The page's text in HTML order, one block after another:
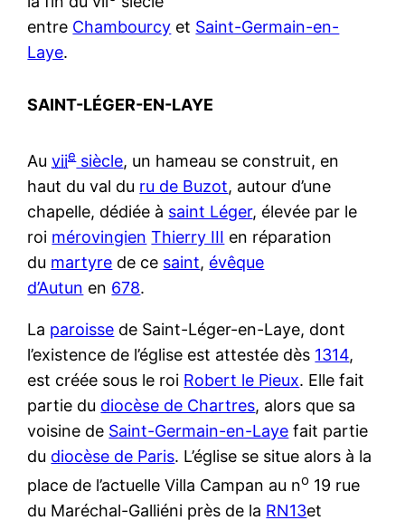
entre Chambourcy et Saint-Germain-en-
Laye.
SAINT-LÉGER-EN-LAYE
Auviiesiècle, un hameau se construit, en
haut du val du ru de Buzot, autour d’une
chapelle, dédiée à saint Léger, élevée par le
roi mérovingien Thierry III en réparation
du martyre de ce saint, évêque
d’Autun en 678.
La paroisse de Saint-Léger-en-Laye, dont
l’existence de l’église est attestée dès 1314,
est créée sous le roi Robert le Pieux. Elle fait
partie du diocèse de Chartres, alors que sa
voisine de Saint-Germain-en-Laye fait partie
du diocèse de Paris. L’église se situe alors à la
place de l’actuelle Villa Campan au no 19 rue
du Maréchal-Galliéni près de la RN13et